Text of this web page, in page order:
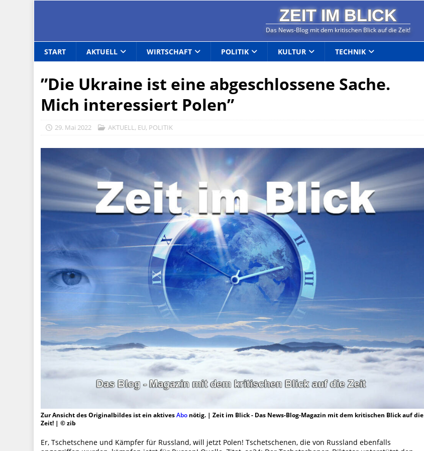
ZEIT IM BLICK
Das News-Blog mit dem kritischen Blick auf die Zeit!
START AKTUELL WIRTSCHAFT POLITIK KULTUR TECHNIK
”Die Ukraine ist eine abgeschlossene Sache.
Mich interessiert Polen”
29. Mai 2022 AKTUELL, EU, POLITIK
Zur Ansicht des Originalbildes ist ein aktivesAbo nötig. | Zeit im Blick - Das News-Blog-Magazin mit dem kritischen Blick auf die
Zeit! | © zib
Er, Tschetschene und Kämpfer für Russland, will jetzt Polen! Tschetschenen, die von Russland ebenfalls